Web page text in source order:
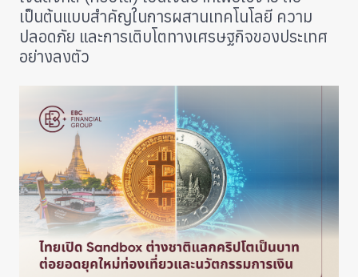
เป็นต้นแบบสำคัญในการผสานเทคโนโลยี ความ
ปลอดภัย และการเติบโตทางเศรษฐกิจของประเทศ
อย่างลงตัว